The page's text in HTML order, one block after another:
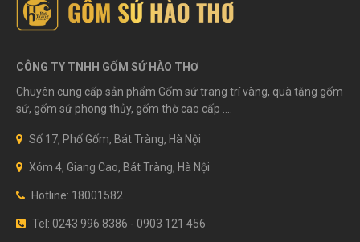
CÔNG TY TNHH GỐM SỨ HÀO THƠ
Chuyên cung cấp sản phẩm Gốm sứ trang trí vàng, quà tặng gốm
sứ, gốm sứ phong thủy, gốm thờ cao cấp ....
Số 17, Phố Gốm, Bát Tràng, Hà Nội
Xóm 4, Giang Cao, Bát Tràng, Hà Nội
Hotline: 18001582
Tel: 0243 996 8386 - 0903 121 456